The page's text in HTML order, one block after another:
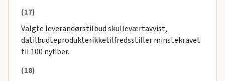
(17)
Valgte leverandørstilbud skulleværtavvist,
datilbudteprodukterikketilfredsstiller minstekravet
til 100 nyfiber.
(18)